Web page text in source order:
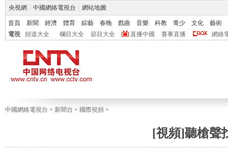
央視網 中國網絡電視台 網站地圖
首頁 新聞 經濟 體育 綜藝 春晚 戲曲 音樂 科教 青少 文化
藝術
電視
頻道大全 欄目大全 節目大全 直播中國 賽事直播 網絡
中國網絡電視台 > 新聞台 > 國際視頻 >
[視頻]聽槍聲